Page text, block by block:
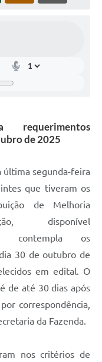
requerimentos
de 2025
última segunda-feira
que tiveram os
de Melhoria
disponível
contempla os
30 de outubro de
em edital. O
de até 30 dias após
correspondência,
da Fazenda.
nos critérios de